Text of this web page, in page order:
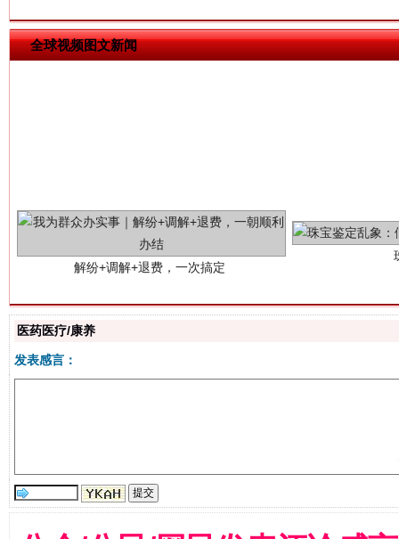
全球视频图文新闻
医药医疗/康养
发表感言：